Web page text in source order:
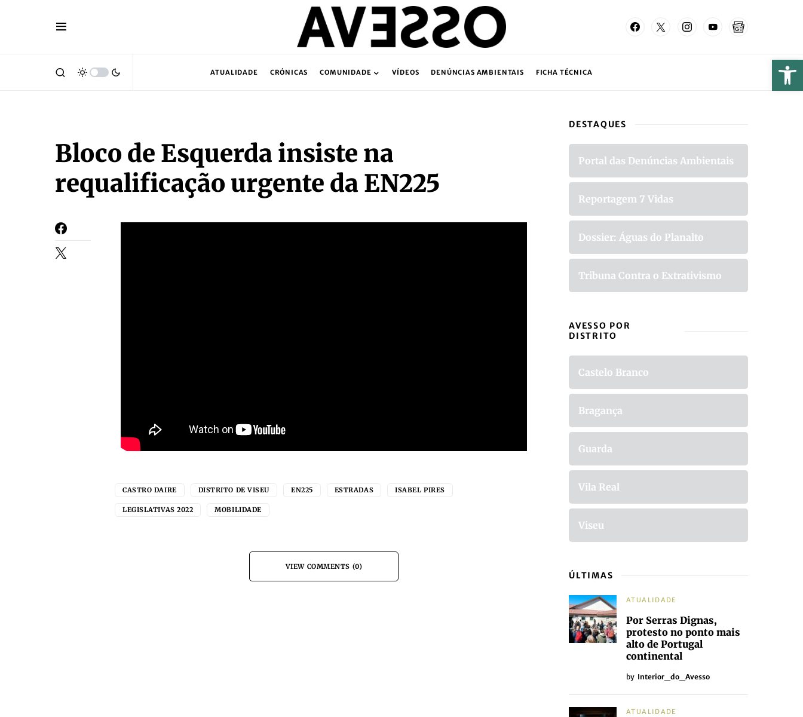
ATUALIDADE CRÓNICAS COMUNIDADE VÍDEOS DENÚNCIAS AMBIENTAIS FICHA TÉCNICA
Bloco de Esquerda insiste na
requalificação urgente da EN225
CASTRO DAIRE DISTRITO DE VISEU EN225 ESTRADAS ISABEL PIRES
LEGISLATIVAS 2022 MOBILIDADE
VIEW COMMENTS (0)
DESTAQUES
Portal das Denúncias Ambientais
Reportagem 7 Vidas
Dossier: Águas do Planalto
Tribuna Contra o Extrativismo
AVESSO POR
DISTRITO
Castelo Branco
Bragança
Guarda
Vila Real
Viseu
ÚLTIMAS
ATUALIDADE
Por Serras Dignas,
protesto no ponto mais
alto de Portugal
continental
by Interior_do_Avesso
ATUALIDADE